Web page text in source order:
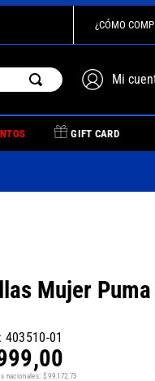
¿CÓMO
GIFT CARD
Mujer
: 403510-01
,00
nacionales: $ 99. 172 73